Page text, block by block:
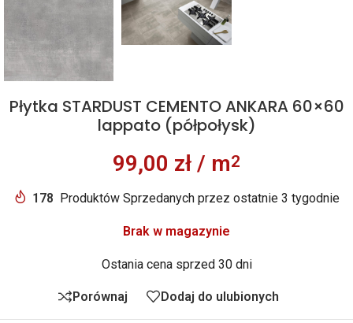
Płytka STARDUST CEMENTO ANKARA 60×60
lappato (półpołysk)
99,00 zł / m2
178 Produktów Sprzedanych przez ostatnie 3 tygodnie
Brak w magazynie
Ostania cena sprzed 30 dni
Porównaj Dodaj do ulubionych